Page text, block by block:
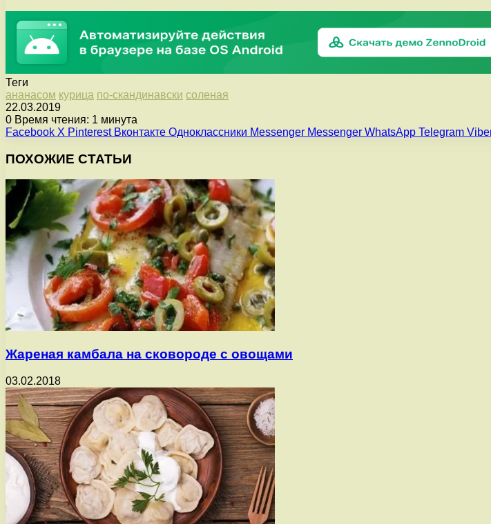
Теги
ананасом курица по-скандинавски соленая
22.03.2019
0 Время чтения: 1 минута
Facebook X Pinterest Вконтакте Одноклассники Messenger Messenger WhatsApp Telegram
ПОХОЖИЕ СТАТЬИ
Жареная камбала на сковороде с овощами
03.02.2018